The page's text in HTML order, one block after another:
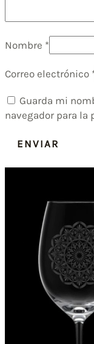
Nombre *
Correo electrónico
Guarda mi
navegador para la